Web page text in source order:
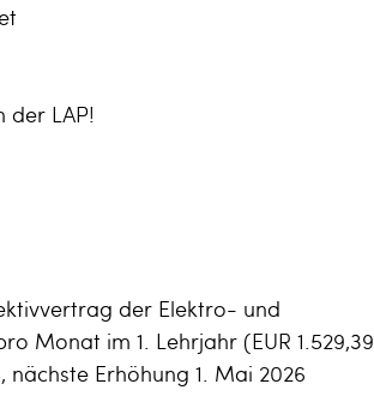
der LAP!
der Elektro- und
Monat im 1. Lehrjahr (EUR 1.529,39
Erhöhung 1. Mai 2026